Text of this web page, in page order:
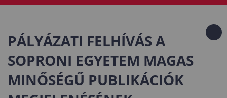
PÁLYÁZATI FELHÍVÁS A
SOPRONI EGYETEM MAGAS
MINŐSÉGŰ PUBLIKÁCIÓK